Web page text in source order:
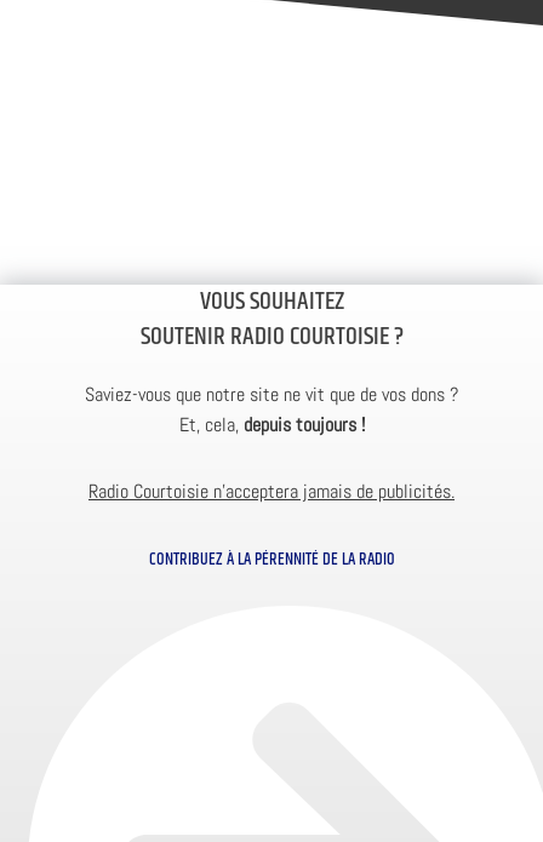
VOUS SOUHAITEZ
SOUTENIR RADIO COURTOISIE ?
Saviez-vous que notre site ne vit que de vos dons ?
Et, cela, depuis toujours !
Radio Courtoisie n’acceptera jamais de publicités.
CONTRIBUEZ À LA PÉRENNITÉ DE LA RADIO